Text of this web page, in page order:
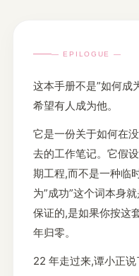
— EPILOGUE —
这本手册不是”如何
希望有人成为他。
它是一份关于如何在
去的工作笔记。它假
期工程,而不是一种
为”成功”这个词本身
保证的,是如果你按这
年归零。
22 年走过来,谭小正